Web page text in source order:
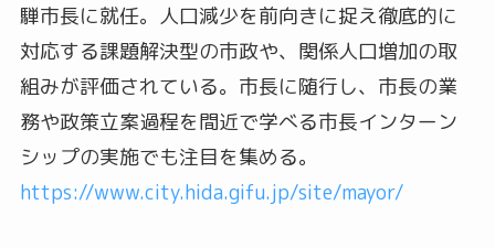
騨市長に就任。人口減少を前向きに捉え徹底的に
対応する課題解決型の市政や、関係人口増加の取
組みが評価されている。市長に随行し、市長の業
務や政策立案過程を間近で学べる市長インターン
シップの実施でも注目を集める。
https://www.city.hida.gifu.jp/site/mayor/